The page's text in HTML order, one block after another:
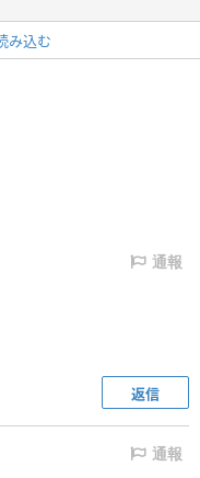
み込む
通報
返信
通報